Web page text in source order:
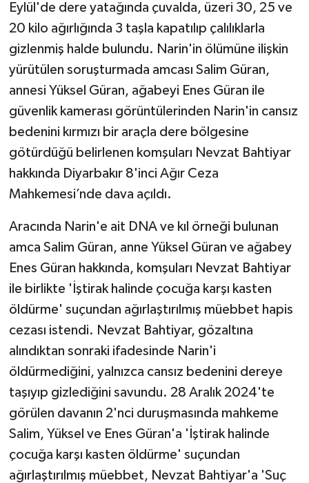
Eylül'de dere yatağında çuvalda, üzeri 30, 25 ve
20 kilo ağırlığında 3 taşla kapatılıp çalılıklarla
gizlenmiş halde bulundu. Narin'in ölümüne ilişkin
yürütülen soruşturmada amcası Salim Güran,
annesi Yüksel Güran, ağabeyi Enes Güran ile
güvenlik kamerası görüntülerinden Narin'in cansız
bedenini kırmızı bir araçla dere bölgesine
götürdüğü belirlenen komşuları Nevzat Bahtiyar
hakkında Diyarbakır 8'inci Ağır Ceza
Mahkemesi’nde dava açıldı.
Aracında Narin'e ait DNA ve kıl örneği bulunan
amca Salim Güran, anne Yüksel Güran ve ağabey
Enes Güran hakkında, komşuları Nevzat Bahtiyar
ile birlikte 'İştirak halinde çocuğa karşı kasten
öldürme' suçundan ağırlaştırılmış müebbet hapis
cezası istendi. Nevzat Bahtiyar, gözaltına
alındıktan sonraki ifadesinde Narin'i
öldürmediğini, yalnızca cansız bedenini dereye
taşıyıp gizlediğini savundu. 28 Aralık 2024'te
görülen davanın 2'nci duruşmasında mahkeme
Salim, Yüksel ve Enes Güran'a 'İştirak halinde
çocuğa karşı kasten öldürme' suçundan
ağırlaştırılmış müebbet, Nevzat Bahtiyar'a 'Suç